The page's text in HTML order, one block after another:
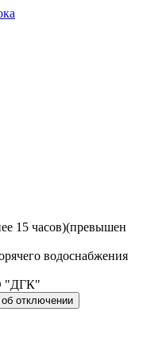
15 часов)(превышен
водоснабжения
"ДГК"
об отключении